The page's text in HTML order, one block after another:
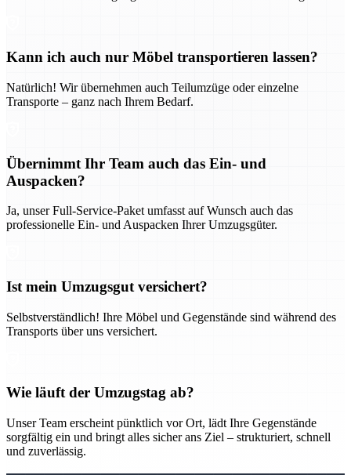
Kann ich auch nur Möbel transportieren lassen?
Natürlich! Wir übernehmen auch Teilumzüge oder einzelne
Transporte – ganz nach Ihrem Bedarf.
Übernimmt Ihr Team auch das Ein- und
Auspacken?
Ja, unser Full-Service-Paket umfasst auf Wunsch auch das
professionelle Ein- und Auspacken Ihrer Umzugsgüter.
Ist mein Umzugsgut versichert?
Selbstverständlich! Ihre Möbel und Gegenstände sind während des
Transports über uns versichert.
Wie läuft der Umzugstag ab?
Unser Team erscheint pünktlich vor Ort, lädt Ihre Gegenstände
sorgfältig ein und bringt alles sicher ans Ziel – strukturiert, schnell
und zuverlässig.